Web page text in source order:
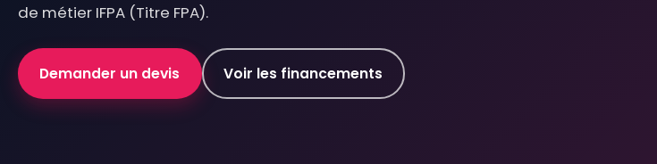
de métier IFPA (Titre FPA).
Demander un devis Voir les financements